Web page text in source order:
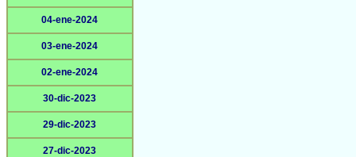
04-ene-2024
03-ene-2024
02-ene-2024
30-dic-2023
29-dic-2023
27-dic-2023